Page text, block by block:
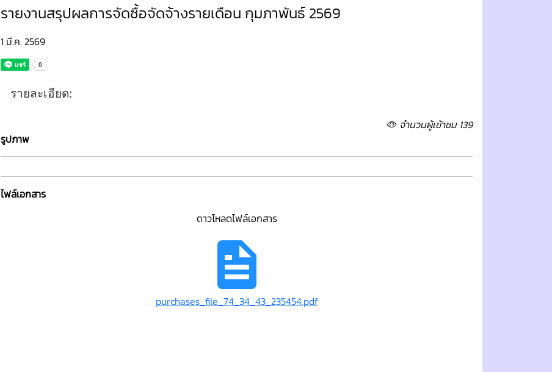
รายงานสรุปผลการจัดซื้อจัดจ้างรายเดือน กุมภาพันธ์ 2569
1 มี.ค. 2569
รายละเอียด:
จำนวนผู้เข้าชม 139
รูปภาพ
ไฟล์เอกสาร
ดาวโหลดไฟล์เอกสาร
purchases_file_74_34_43_235454.pdf